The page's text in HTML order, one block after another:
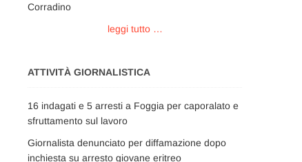
Corradino
leggi tutto …
ATTIVITÀ GIORNALISTICA
16 indagati e 5 arresti a Foggia per caporalato e
sfruttamento sul lavoro
Giornalista denunciato per diffamazione dopo
inchiesta su arresto giovane eritreo